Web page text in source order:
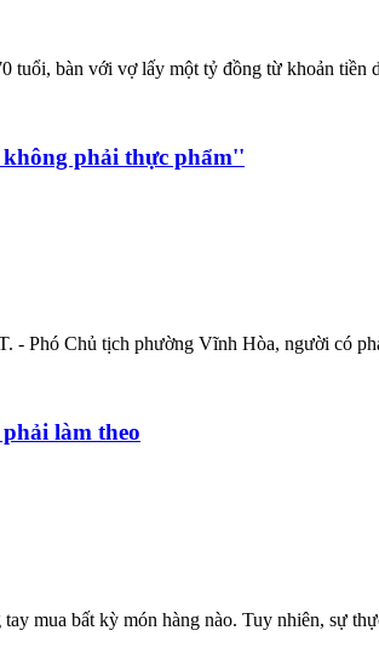
bàn với vợ lấy một tỷ đồng từ khoản tiền
phải thực phẩm''
Phó Chủ tịch phường Vĩnh Hòa, người có
làm theo
mua bất kỳ món hàng nào. Tuy nhiên, sự